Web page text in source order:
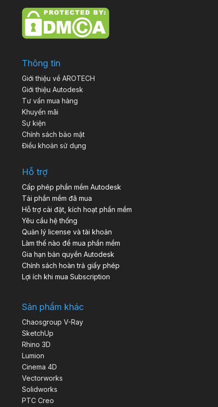
Thông tin
Giới thiệu về AROTECH
Giới thiệu Autodesk
Tư vấn mua hàng
Khuyến mãi
Sự kiện
Chính sách bảo mật
Điều khoản sử dụng
Hỗ trợ
Cấp phép phần mềm Autodesk
Tải phần mềm đã mua
Hỗ trợ cài đặt, kích hoạt phần mềm
Yêu cầu hệ thống
Quản lý license và tài khoản
Làm thế nào để mua phần mềm
Gia hạn bản quyền Autodesk
Chính sách hoàn trả giấy phép
Lợi ích khi mua Subscription
Sản phẩm khác
Chaosgroup V-Ray
SketchUp
Rhino 3D
Lumion
Cinema 4D
Vectorworks
Solidworks
PTC Creo